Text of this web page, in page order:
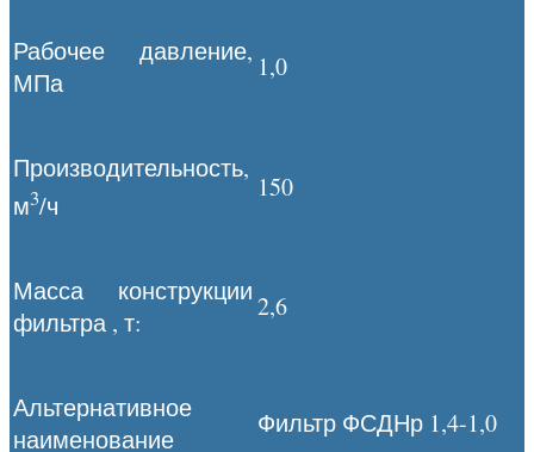
Рабочее давление,
МПа
1,0
Производительность,
м3/ч
150
Масса конструкции
фильтра , т:
2,6
Альтернативное
наименование
Фильтр ФСДНр 1,4-1,0